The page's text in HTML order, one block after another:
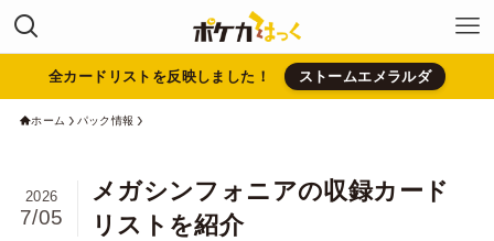
全カードリストを反映しました！ ストームエメラルダ
ホーム パック情報
メガシンフォニアの収録カード
リストを紹介
2026
7/05